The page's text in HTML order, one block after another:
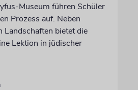
Museum führen Schüler
Prozess auf. Neben
Landschaften bietet die
Lektion in jüdischer